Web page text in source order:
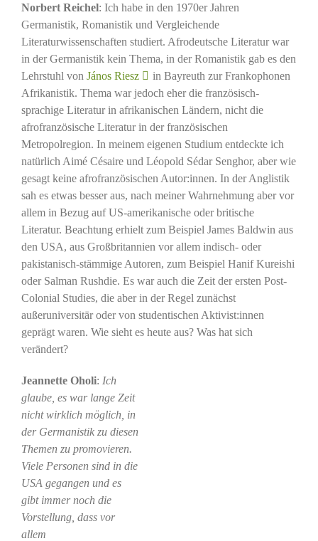
Norbert Reichel: Ich habe in den 1970er Jahren
Germanistik, Romanistik und Vergleichende
Literaturwissenschaften studiert. Afrodeutsche Literatur war
in der Germanistik kein Thema, in der Romanistik gab es den
Lehrstuhl von János Riesz
in Bayreuth zur Frankophonen
Afrikanistik. Thema war jedoch eher die französisch-
sprachige Literatur in afrikanischen Ländern, nicht die
afrofranzösische Literatur in der französischen
Metropolregion. In meinem eigenen Studium entdeckte ich
natürlich Aimé Césaire und Léopold Sédar Senghor, aber wie
gesagt keine afrofranzösischen Autor:innen. In der Anglistik
sah es etwas besser aus, nach meiner Wahrnehmung aber vor
allem in Bezug auf US-amerikanische oder britische
Literatur. Beachtung erhielt zum Beispiel James Baldwin aus
den USA, aus Großbritannien vor allem indisch- oder
pakistanisch-stämmige Autoren, zum Beispiel Hanif Kureishi
oder Salman Rushdie. Es war auch die Zeit der ersten Post-
Colonial Studies, die aber in der Regel zunächst
außeruniversitär oder von studentischen Aktivist:innen
geprägt waren. Wie sieht es heute aus? Was hat sich
verändert?
Jeannette Oholi: Ich
glaube, es war lange Zeit
nicht wirklich möglich, in
der Germanistik zu diesen
Themen zu promovieren.
Viele Personen sind in die
USA gegangen und es
gibt immer noch die
Vorstellung, dass vor
allem